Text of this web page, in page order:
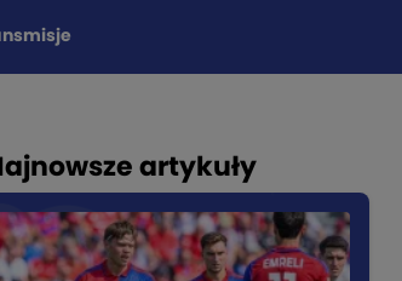
artykuły